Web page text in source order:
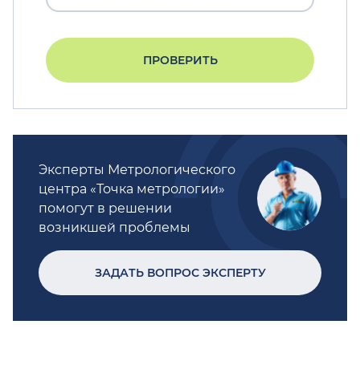
ПРОВЕРИТЬ
Эксперты Метрологического
центра «Точка метрологии»
помогут в решении
возникшей проблемы
ЗАДАТЬ ВОПРОС ЭКСПЕРТУ